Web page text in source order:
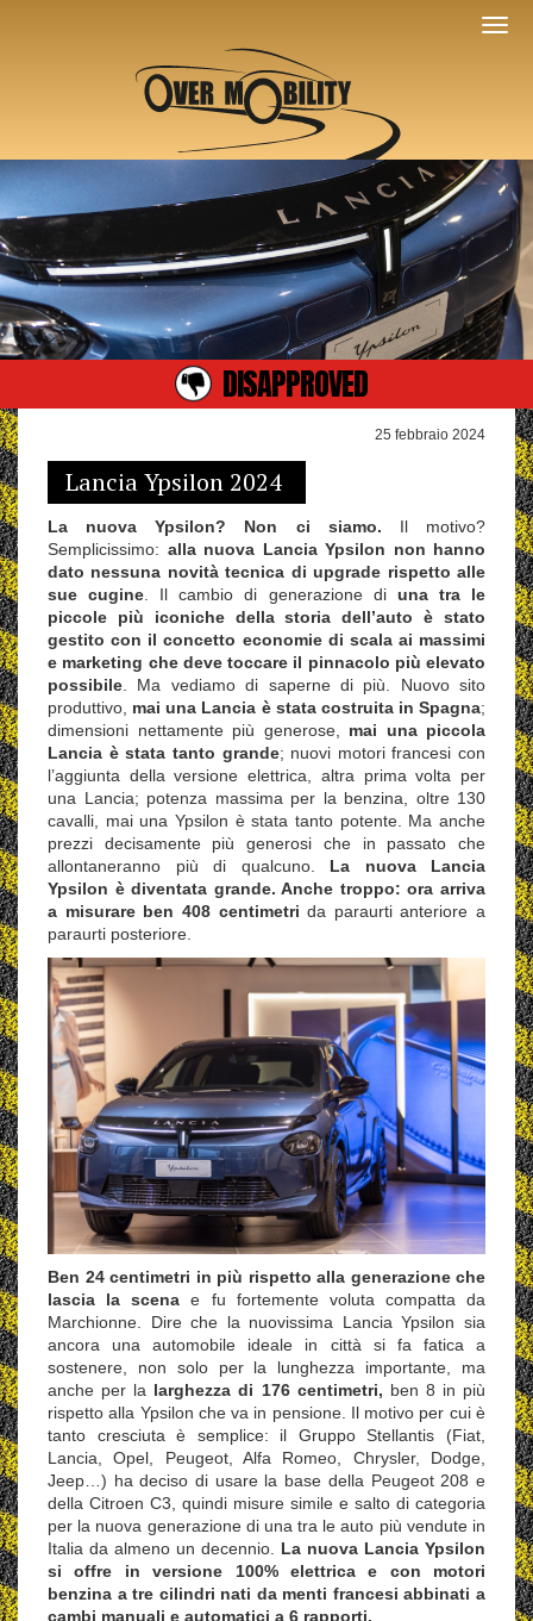
DISAPPROVED
25 febbraio 2024
Lancia Ypsilon 2024
La nuova Ypsilon? Non ci siamo. Il motivo?
Semplicissimo: alla nuova Lancia Ypsilon non hanno
dato nessuna novità tecnica di upgrade rispetto alle
sue cugine . Il cambio di generazione di una tra le
piccole più iconiche della storia dell’auto è stato
gestito con il concetto economie di scala ai massimi
e marketing che deve toccare il pinnacolo più elevato
possibile . Ma vediamo di saperne di più. Nuovo sito
produttivo, mai una Lancia è stata costruita in Spagna;
dimensioni nettamente più generose,
mai una piccola
Lancia è stata tanto grande; nuovi motori francesi con
l’aggiunta della versione elettrica, altra prima volta per
una Lancia; potenza massima per la benzina, oltre 130
cavalli, mai una Ypsilon è stata tanto potente. Ma anche
prezzi decisamente più generosi che in passato che
allontaneranno più di qualcuno. La nuova Lancia
Ypsilon è diventata grande. Anche troppo: ora arriva
a misurare ben 408 centimetrida paraurti anteriore a
paraurti posteriore.
Ben 24 centimetri in più rispetto alla generazione che
lascia la scena e fu fortemente voluta compatta da
Marchionne. Dire che la nuovissima Lancia Ypsilon sia
ancora una automobile ideale in città si fa fatica a
sostenere, non solo per la lunghezza importante, ma
anche per la larghezza di 176 centimetri, ben 8 in più
rispetto alla Ypsilon che va in pensione. Il motivo per cui è
tanto cresciuta è semplice: il Gruppo Stellantis (Fiat,
Lancia, Opel, Peugeot, Alfa Romeo, Chrysler, Dodge,
Jeep…) ha deciso di usare la base della Peugeot 208 e
della Citroen C3, quindi misure simile e salto di categoria
per la nuova generazione di una tra le auto più vendute in
Italia da almeno un decennio. La nuova Lancia Ypsilon
si offre in versione 100% elettrica e con motori
benzina a tre cilindri nati da menti francesi abbinati a
cambi manuali e automatici a 6 rapporti.